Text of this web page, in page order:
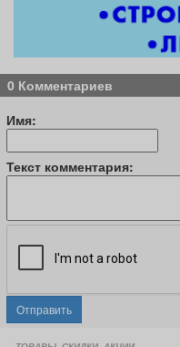
0 Комментариев
Имя:
Текст комментария:
Отправить